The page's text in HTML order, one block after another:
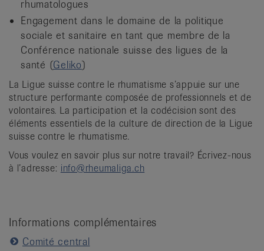
rhumatologues
Engagement dans le domaine de la politique
sociale et sanitaire en tant que membre de la
Conférence nationale suisse des ligues de la
santé (Geliko)
La Ligue suisse contre le rhumatisme s’appuie sur une
structure performante composée de professionnels et de
volontaires. La participation et la codécision sont des
éléments essentiels de la culture de direction de la Ligue
suisse contre le rhumatisme.
Vous voulez en savoir plus sur notre travail? Écrivez-nous
à l’adresse: info@rheumaliga.ch
Informations complémentaires
Comité central